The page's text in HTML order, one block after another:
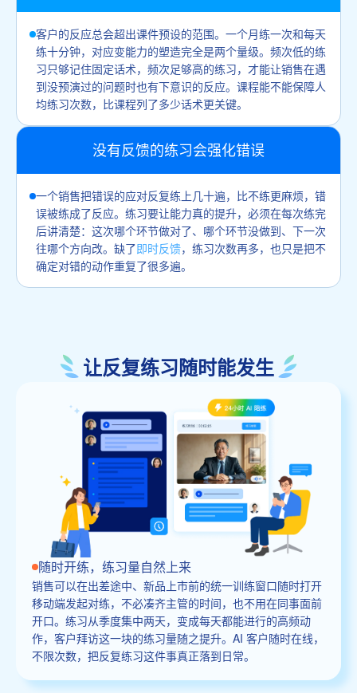
客户的反应总会超出课件预设的范围。一个月练一次和每天
练十分钟，对应变能力的塑造完全是两个量级。频次低的练
习只够记住固定话术，频次足够高的练习，才能让销售在遇
到没预演过的问题时也有下意识的反应。课程能不能保障人
均练习次数，比课程列了多少话术更关键。
没有反馈的练习会强化错误
一个销售把错误的应对反复练上几十遍，比不练更麻烦，错
误被练成了反应。练习要让能力真的提升，必须在每次练完
后讲清楚：这次哪个环节做对了、哪个环节没做到、下一次
往哪个方向改。缺了即时反馈，练习次数再多，也只是把不
确定对错的动作重复了很多遍。
让反复练习随时能发生
随时开练，练习量自然上来
销售可以在出差途中、新品上市前的统一训练窗口随时打开
移动端发起对练，不必凑齐主管的时间，也不用在同事面前
开口。练习从季度集中两天，变成每天都能进行的高频动
作，客户拜访这一块的练习量随之提升。AI 客户随时在线，
不限次数，把反复练习这件事真正落到日常。